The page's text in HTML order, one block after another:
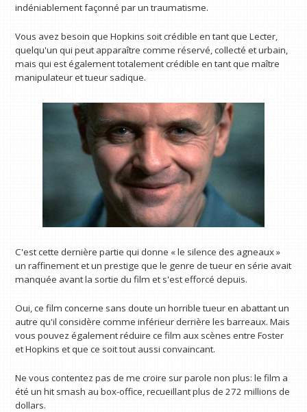
indéniablement façonné par un traumatisme.
Vous avez besoin que Hopkins soit crédible en tant que Lecter,
quelqu'un qui peut apparaître comme réservé, collecté et urbain,
mais qui est également totalement crédible en tant que maître
manipulateur et tueur sadique.
C'est cette dernière partie qui donne « le silence des agneaux »
un raffinement et un prestige que le genre de tueur en série avait
manquée avant la sortie du film et s'est efforcé depuis.
Oui, ce film concerne sans doute un horrible tueur en abattant un
autre qu'il considère comme inférieur derrière les barreaux. Mais
vous pouvez également réduire ce film aux scènes entre Foster
et Hopkins et que ce soit tout aussi convaincant.
Ne vous contentez pas de me croire sur parole non plus: le film a
été un hit smash au box-office, recueillant plus de 272 millions de
dollars.